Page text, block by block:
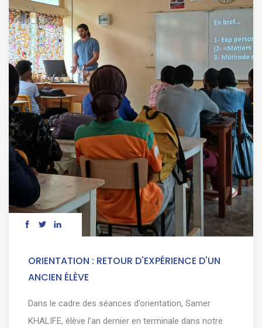
ORIENTATION : RETOUR D'EXPÉRIENCE D'UN
ANCIEN ÉLÈVE
Dans le cadre des séances d’orientation, Samer
KHALIFE, élève l’an dernier en terminale dans notre